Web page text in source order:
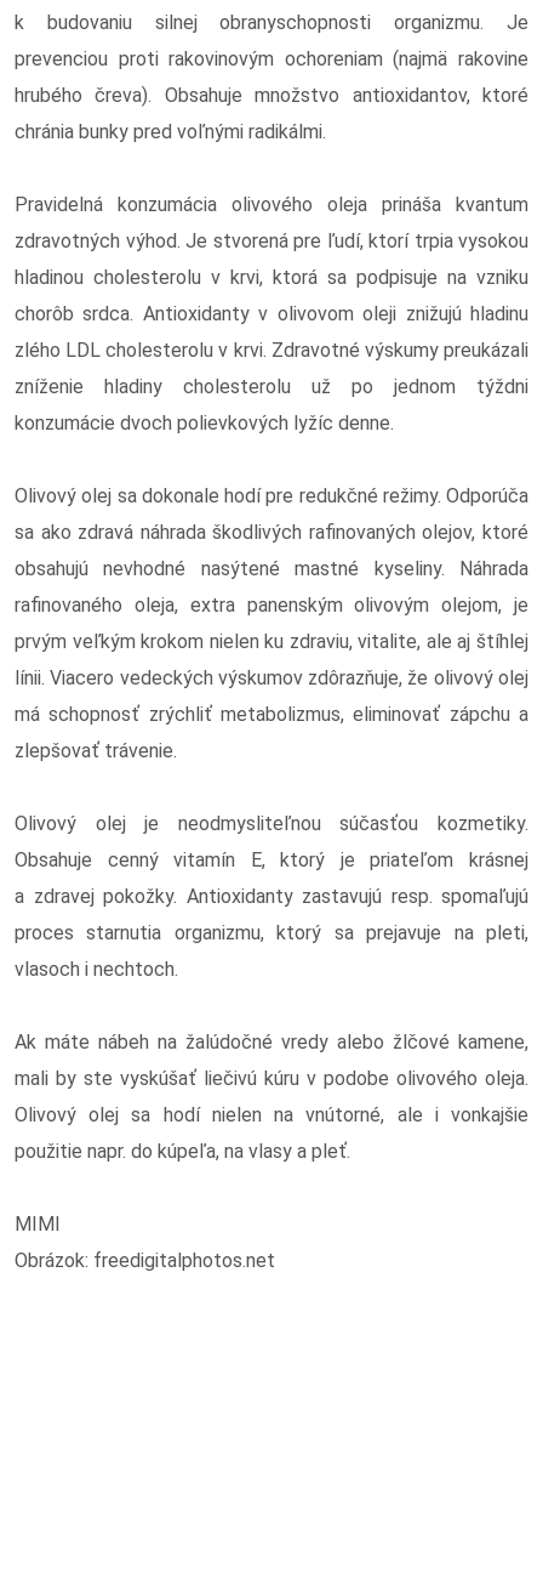
k budovaniu silnej obranyschopnosti organizmu. Je
prevenciou proti rakovinovým ochoreniam (najmä rakovine
hrubého čreva). Obsahuje množstvo antioxidantov, ktoré
chránia bunky pred voľnými radikálmi.
Pravidelná konzumácia olivového oleja prináša kvantum
zdravotných výhod. Je stvorená pre ľudí, ktorí trpia vysokou
hladinou cholesterolu v krvi, ktorá sa podpisuje na vzniku
chorôb srdca. Antioxidanty v olivovom oleji znižujú hladinu
zlého LDL cholesterolu v krvi. Zdravotné výskumy preukázali
zníženie hladiny cholesterolu už po jednom týždni
konzumácie dvoch polievkových lyžíc denne.
Olivový olej sa dokonale hodí pre redukčné režimy. Odporúča
sa ako zdravá náhrada škodlivých rafinovaných olejov, ktoré
obsahujú nevhodné nasýtené mastné kyseliny. Náhrada
rafinovaného oleja, extra panenským olivovým olejom, je
prvým veľkým krokom nielen ku zdraviu, vitalite, ale aj štíhlej
línii. Viacero vedeckých výskumov zdôrazňuje, že olivový olej
má schopnosť zrýchliť metabolizmus, eliminovať zápchu a
zlepšovať trávenie.
Olivový olej je neodmysliteľnou súčasťou kozmetiky.
Obsahuje cenný vitamín E, ktorý je priateľom krásnej
a zdravej pokožky. Antioxidanty zastavujú resp. spomaľujú
proces starnutia organizmu, ktorý sa prejavuje na pleti,
vlasoch i nechtoch.
Ak máte nábeh na žalúdočné vredy alebo žlčové kamene,
mali by ste vyskúšať liečivú kúru v podobe olivového oleja.
Olivový olej sa hodí nielen na vnútorné, ale i vonkajšie
použitie napr. do kúpeľa, na vlasy a pleť.
MIMI
Obrázok: freedigitalphotos.net